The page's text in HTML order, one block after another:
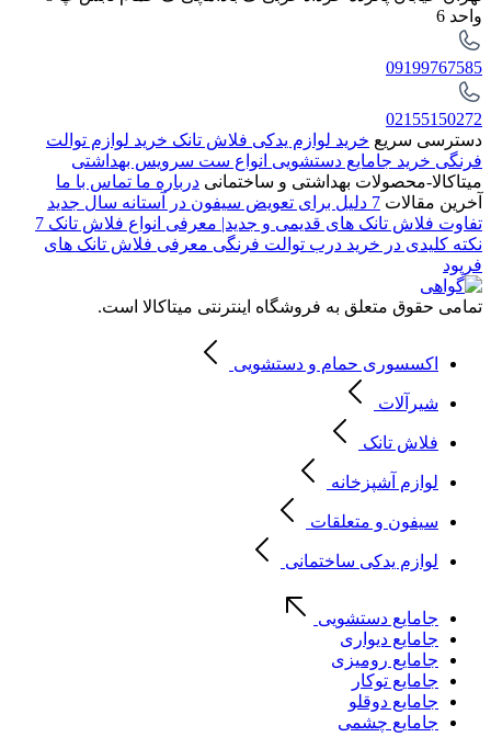
واحد 6
09199767585
02155150272
دسترسی سریع خرید لوازم یدکی فلاش تانک خرید لوازم توالت
فرنگی خرید جامایع دستشویی انواع ست سرویس بهداشتی
میتاکالا-محصولات بهداشتی و ساختمانی درباره ما تماس با ما
آخرین مقالات 7 دلیل برای تعویض سیفون در آستانه سال جدید
تفاوت فلاش تانک های قدیمی و جدید| معرفی انواع فلاش تانک 7
نکته کلیدی در خرید درب توالت فرنگی معرفی فلاش تانک های
فرپود
تمامی حقوق متعلق به فروشگاه اینترنتی میتاکالا است.
اکسسوری حمام و دستشویی
شیرآلات
فلاش تانک
لوازم آشپزخانه
سیفون و متعلقات
لوازم یدکی ساختمانی
جامایع دستشویی
جامایع دیواری
جامایع رومیزی
جامایع توکار
جامایع دوقلو
جامایع چشمی